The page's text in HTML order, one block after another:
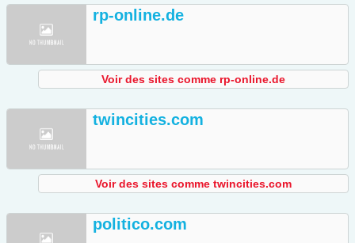
rp-online.de
Voir des sites comme rp-online.de
twincities.com
Voir des sites comme twincities.com
politico.com